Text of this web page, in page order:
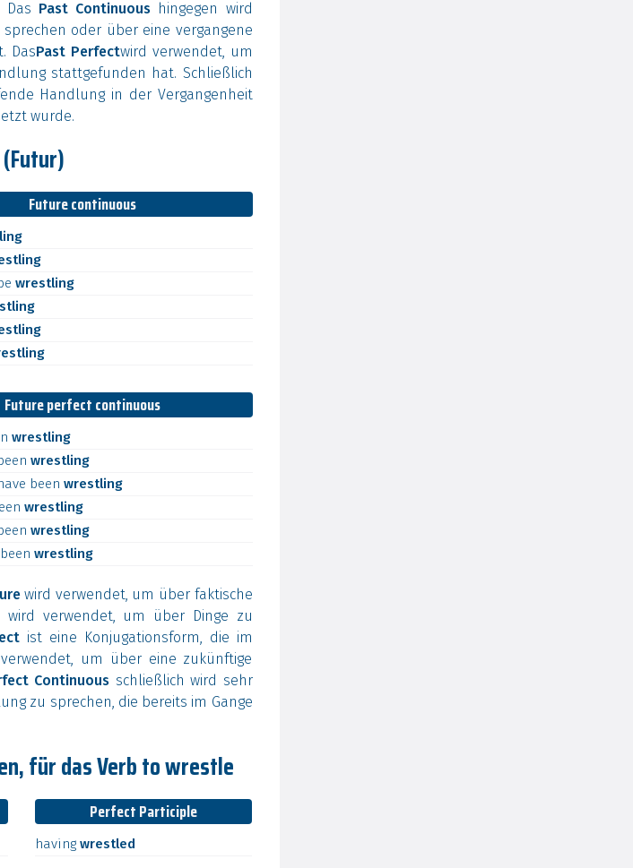
Past Continuous hingegen wird
oder über eine vergangene
DasPast Perfectwird verwendet, um
stattgefunden hat. Schließlich
Handlung in der Vergangenheit
wurde.
Future continuous
wrestling
Future perfect continuous
wrestling
wrestling
been wrestling
wrestling
wrestling
been wrestling
wird verwendet, um über faktische
wird verwendet, um über Dinge zu
ist eine Konjugationsform, die im
um über eine zukünftige
Continuous schließlich wird sehr
zu sprechen, die bereits im Gange
für das Verb to wrestle
Perfect Participle
having wrestled